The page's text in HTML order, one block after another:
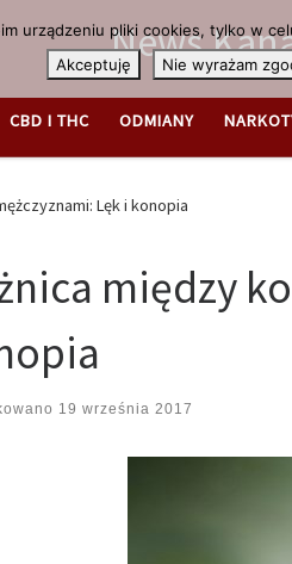
CBD I THC ODMIANY
Lęk i konopia
między
19 września 2017
urządzeniu pliki cookies, tylko w
Akceptuję
Nie wyrażam